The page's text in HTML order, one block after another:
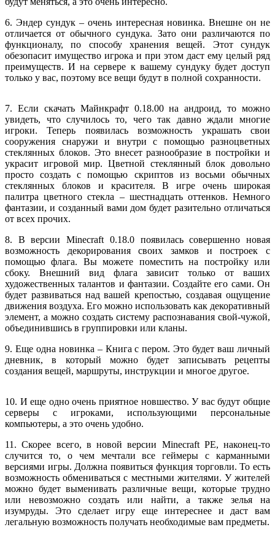
6. Эндер сундук – очень интересная новинка. Внешне он не
отличается от обычного сундука. Зато они различаются по
функционалу, по способу хранения вещей. Этот сундук
обезопасит имущество игрока и при этом даст ему целый ряд
преимуществ. И на сервере к вашему сундуку будет доступ
только у вас, поэтому все вещи будут в полной сохранности.
7. Если скачать Майнкрафт 0.18.00 на андроид, то можно
увидеть, что случилось то, чего так давно ждали многие
игроки. Теперь появилась возможность украшать свои
сооружения снаружи и внутри с помощью разноцветных
стеклянных блоков. Это внесет разнообразие в постройки и
украсит игровой мир. Цветной стеклянный блок довольно
просто создать с помощью скриптов из восьми обычных
стеклянных блоков и красителя. В игре очень широкая
палитра цветного стекла – шестнадцать оттенков. Немного
фантазии, и созданный вами дом будет разительно отличаться
от всех прочих.
8. В версии Minecraft 0.18.0 появилась совершенно новая
возможность декорирования своих замков и построек с
помощью флага. Вы можете поместить на постройку или
сбоку. Внешний вид флага зависит только от ваших
художественных талантов и фантазии. Создайте его сами. Он
будет развиваться над вашей крепостью, создавая ощущение
движения воздуха. Его можно использовать как декоративный
элемент, а можно создать систему распознавания свой-чужой,
объединившись в группировки или кланы.
9. Еще одна новинка – Книга с пером. Это будет ваш личный
дневник, в который можно будет записывать рецепты
создания вещей, маршруты, инструкции и многое другое.
10. И еще одно очень приятное новшество. У вас будут общие
серверы с игроками, использующими персональные
компьютеры, а это очень удобно.
11. Скорее всего, в новой версии Minecraft РЕ, наконец-то
случится то, о чем мечтали все геймеры с карманными
версиями игры. Должна появиться функция торговли. То есть
возможность обмениваться с местными жителями. У жителей
можно будет выменивать различные вещи, которые трудно
или невозможно создать или найти, а также зелья на
изумруды. Это сделает игру еще интереснее и даст вам
легальную возможность получать необходимые вам предметы.